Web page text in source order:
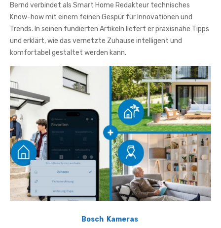
Bernd verbindet als Smart Home Redakteur technisches
Know-how mit einem feinen Gespür für Innovationen und
Trends. In seinen fundierten Artikeln liefert er praxisnahe Tipps
und erklärt, wie das vernetzte Zuhause intelligent und
komfortabel gestaltet werden kann.
Bosch Kameras